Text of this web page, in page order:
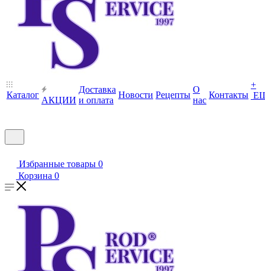
Каталог
АКЦИИ
Доставка
и оплата
Новости Рецепты
О
нас
Контакты
+
Избранные товары 0
Корзина 0